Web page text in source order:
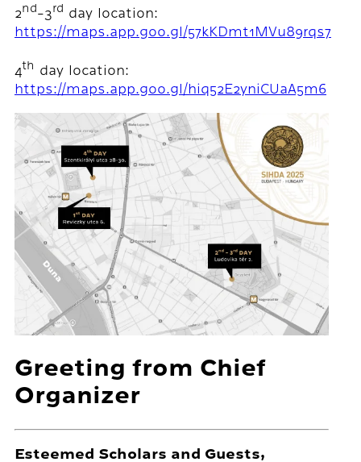
2nd-3rd day location:
https://maps.app.goo.gl/57kKDmt1MVu89rqs7
4th day location:
https://maps.app.goo.gl/hiq52E2yniCUaA5m6
Greeting from Chief
Organizer
Esteemed Scholars and Guests,